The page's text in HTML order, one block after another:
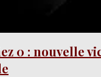
0 : nouvelle